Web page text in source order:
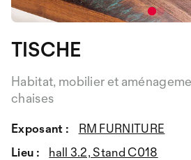
TISCHE
Habitat, mobilier et
chaises
Exposant :
RM FURNITURE
Lieu :
hall 3.2, Stand C018